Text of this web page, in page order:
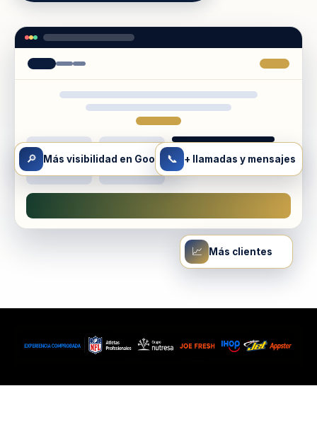
🔎 Más visibilidad en Google📞 + llamadas y mensajes
📈 Más clientes